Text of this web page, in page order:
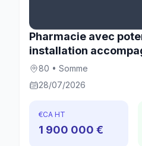
Pharmacie avec
installation
80 • Somme
28/07/2026
€CA HT
1 900 000 €